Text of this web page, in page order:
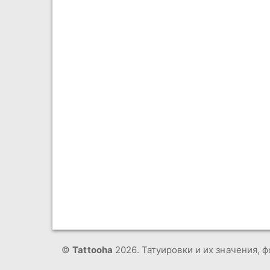
©Tattooha 2026. Татуировки и их значения,